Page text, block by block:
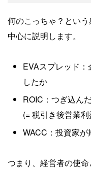
何のこっちゃ？とい
中心に説明します。
EVAスプレッド
したか
ROIC：つぎ込ん
(= 税引き後営業
WACC：投資家
つまり、経営者の使